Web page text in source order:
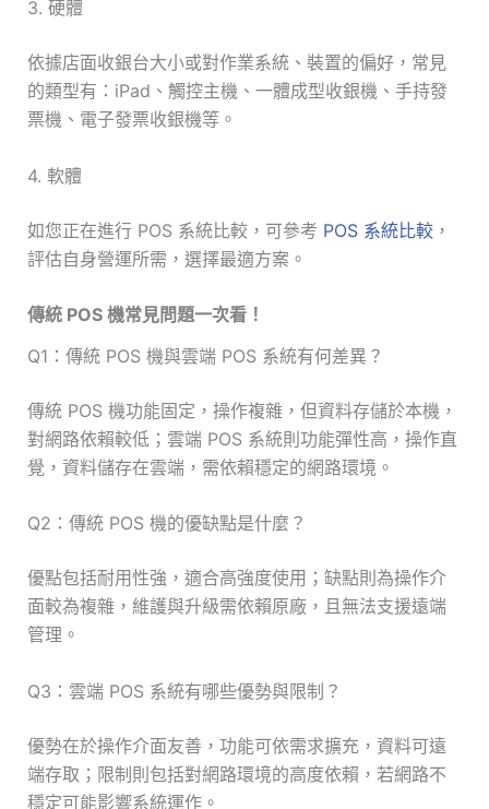
3. 硬體
依據店面收銀台大小或對作業系統、裝置的偏好，常見
的類型有：iPad、觸控主機、一體成型收銀機、手持發
票機、電子發票收銀機等。
4. 軟體
如您正在進行 POS 系統比較，可參考 POS 系統比較，
評估自身營運所需，選擇最適方案。
傳統 POS 機常見問題一次看！
Q1：傳統 POS 機與雲端 POS 系統有何差異？
傳統 POS 機功能固定，操作複雜，但資料存儲於本機，
對網路依賴較低；雲端 POS 系統則功能彈性高，操作直
覺，資料儲存在雲端，需依賴穩定的網路環境。
Q2：傳統 POS 機的優缺點是什麼？
優點包括耐用性強，適合高強度使用；缺點則為操作介
面較為複雜，維護與升級需依賴原廠，且無法支援遠端
管理。
Q3：雲端 POS 系統有哪些優勢與限制？
優勢在於操作介面友善，功能可依需求擴充，資料可遠
端存取；限制則包括對網路環境的高度依賴，若網路不
穩定可能影響系統運作。